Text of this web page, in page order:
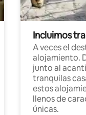
Incluimos
A veces el
alojamiento.
junto al
tranquilas
estos
llenos de
únicas.